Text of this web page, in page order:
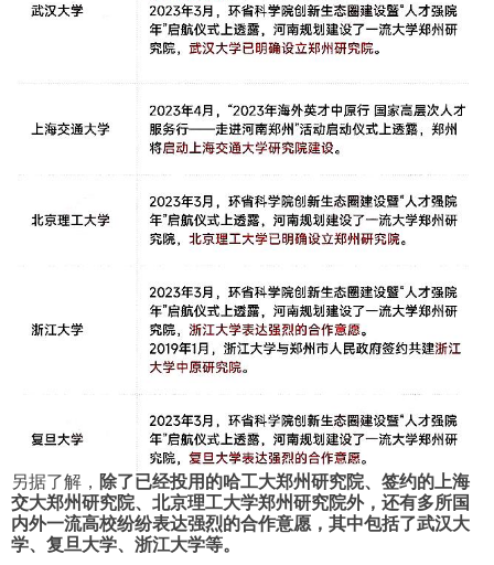
另据了解， 除了已经投用的哈工大郑州研究院、签约的上海
交大郑州研究院、北京理工大学郑州研究院外，还有多所国
内外一流高校纷纷表达强烈的合作意愿，其中包括了武汉大
学、复旦大学、浙江大学等。